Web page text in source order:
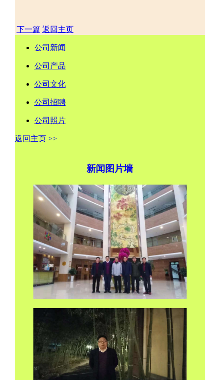
下一篇 返回主页
公司新闻
公司产品
公司文化
公司招聘
公司照片
返回主页 >>
新闻图片墙